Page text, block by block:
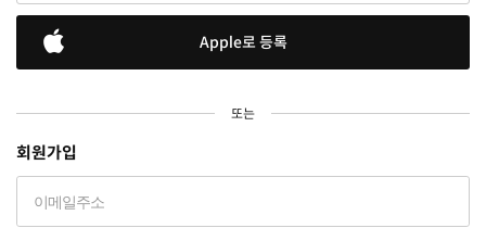
Apple로 등록
또는
회원가입